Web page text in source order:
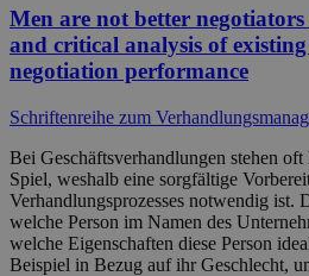
Men are not better
and critical analysis of
negotiation performance
Schriftenreihe zum
Bei Geschäftsverhandlungen stehen
Spiel, weshalb eine sorgfältige
Verhandlungsprozesses notwendig ist.
welche Person im Namen des
welche Eigenschaften diese Person
Beispiel in Bezug auf ihr Geschlecht,